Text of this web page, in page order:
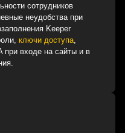
сотрудников
неудобства при
Keeper
ключи доступа
при входе на сайты и в